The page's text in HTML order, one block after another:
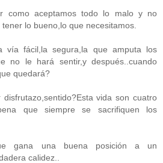
como aceptamos todo lo malo y no
lo bueno,lo que necesitamos.
vía fácil,la segura,la que amputa los
no le hará sentir,y después..cuando
quedará?
vida son cuatro
que siempre se sacrifiquen los
gana una buena posición a un
calidez..